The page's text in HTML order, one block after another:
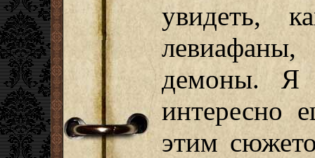
увидеть,
демоны. Я
интересно
этим